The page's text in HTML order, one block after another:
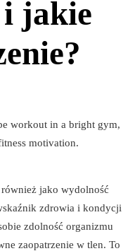
jakie
jako wydolność
zdrowia i kondycji
zdolność organizmu
zaopatrzenie w tlen. To